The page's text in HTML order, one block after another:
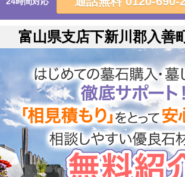
富山県支店下新川郡入善